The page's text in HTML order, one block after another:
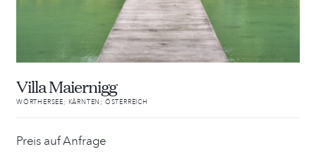
Villa Maiernigg
WÖRTHERSEE; KÄRNTEN; ÖSTERREICH
Preis auf Anfrage